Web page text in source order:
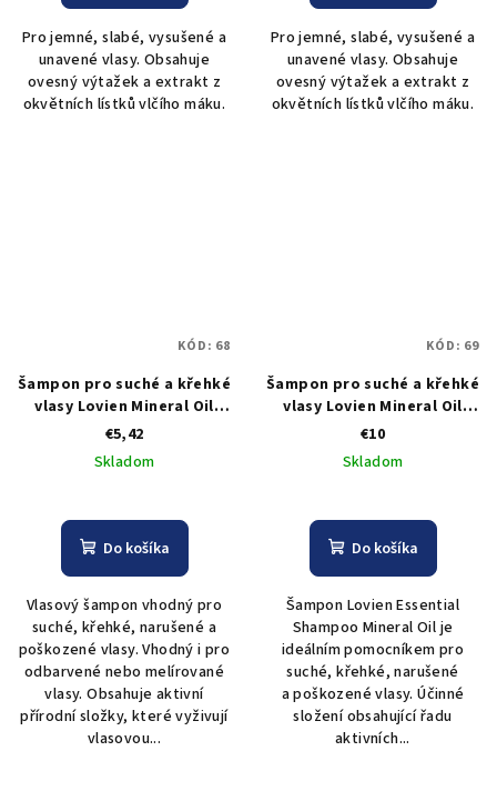
Pro jemné, slabé, vysušené a
unavené vlasy. Obsahuje
ovesný výtažek a extrakt z
okvětních lístků vlčího máku.
Pro jemné, slabé, vysušené a
unavené vlasy. Obsahuje
ovesný výtažek a extrakt z
okvětních lístků vlčího máku.
Šampon pro suché a křehké
vlasy Lovien Mineral Oil
Shampoo - 300 ml
€5,42
Skladom
Do košíka
Vlasový šampon vhodný pro
suché, křehké, narušené a
poškozené vlasy. Vhodný i pro
odbarvené nebo melírované
vlasy. Obsahuje aktivní
přírodní složky, které vyživují
vlasovou...
KÓD: 68
Šampon pro suché a křehké
vlasy Lovien Mineral Oil
Shampoo - 1000 ml
€10
Skladom
Do košíka
Šampon Lovien Essential
Shampoo Mineral Oil je
ideálním pomocníkem pro
suché, křehké, narušené
a poškozené vlasy. Účinné
složení obsahující řadu
aktivních...
KÓD: 69